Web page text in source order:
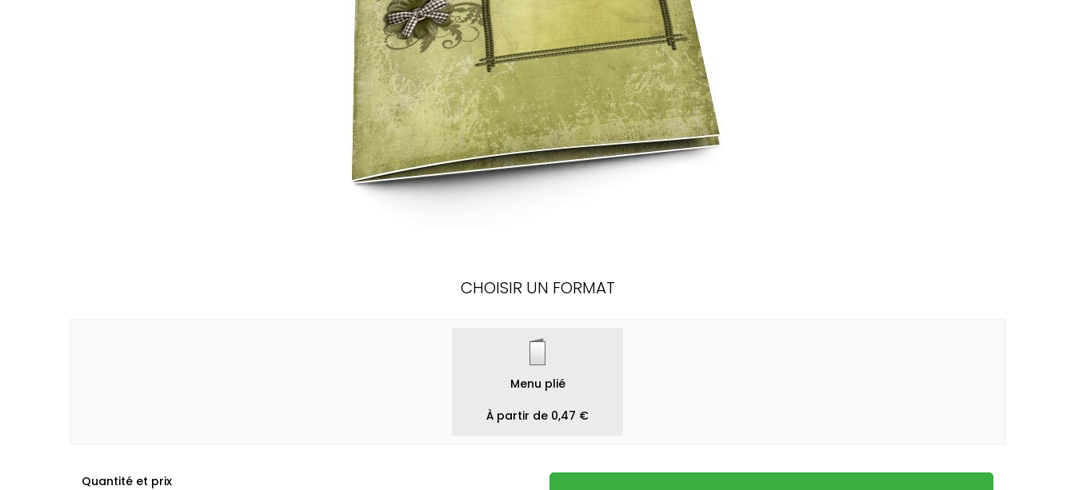
CHOISIR UN FORMAT
Menu plié
À partir de 0,47 €
Quantité et prix